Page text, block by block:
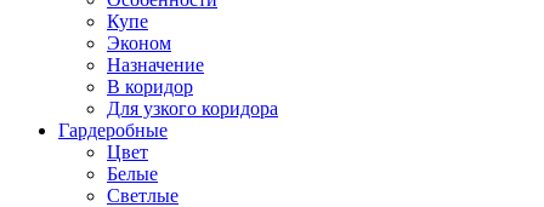
Купе
Эконом
Назначение
В коридор
Для узкого коридора
Гардеробные
Цвет
Белые
Светлые